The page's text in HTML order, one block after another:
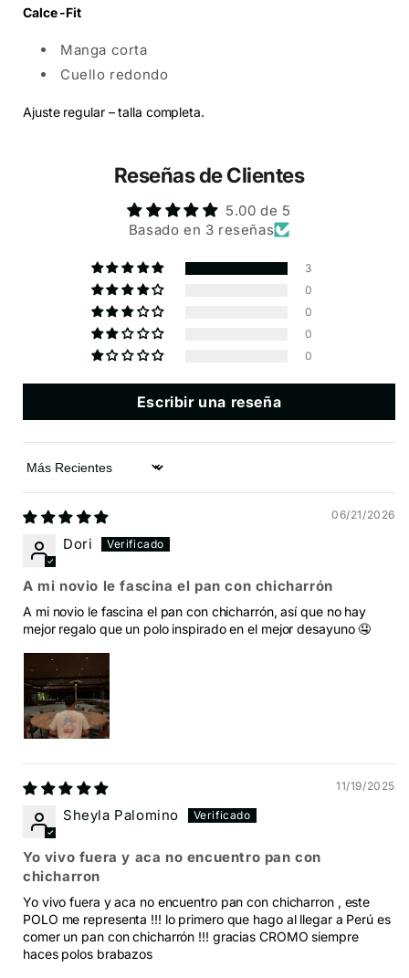
Calce -Fit
Manga corta
Cuello redondo
Ajuste regular – talla completa.
Reseñas de Clientes
5.00 de 5
Basado en 3 reseñas
3
0
0
0
0
Escribir una reseña
Sort by
06/21/2026
Dori
A mi novio le fascina el pan con chicharrón
A mi novio le fascina el pan con chicharrón, así que no hay
mejor regalo que un polo inspirado en el mejor desayuno 🤤
11/19/2025
Sheyla Palomino
Yo vivo fuera y aca no encuentro pan con
chicharron
Yo vivo fuera y aca no encuentro pan con chicharron , este
POLO me representa !!! lo primero que hago al llegar a Perú es
comer un pan con chicharrón !!! gracias CROMO siempre
haces polos brabazos